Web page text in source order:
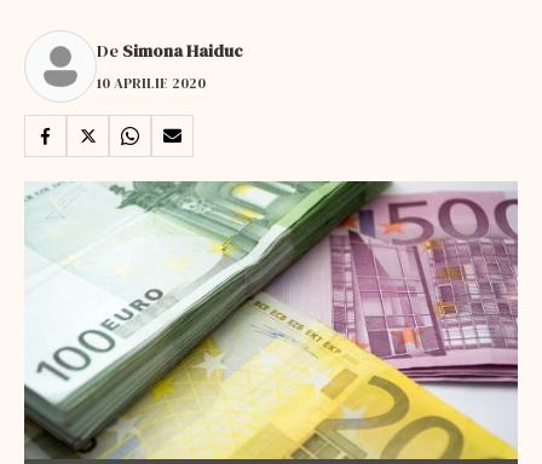
De Simona Haiduc
10 APRILIE 2020